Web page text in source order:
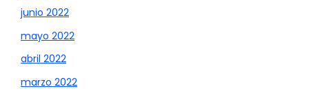
junio 2022
mayo 2022
abril 2022
marzo 2022